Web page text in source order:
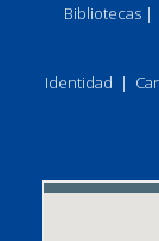
Bibliotecas|
Identidad |